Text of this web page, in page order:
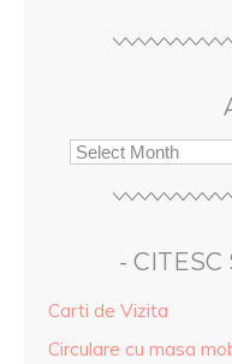
- CITESC
Carti de Vizita
Circulare cu masa